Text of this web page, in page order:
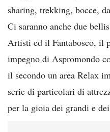
sharing, trekking, bocce,
Ci saranno anche due
Artisti ed il Fantabosco, il
impegno di Aspromondo
il secondo un area Relax
serie di particolari di
per la gioia dei grandi e